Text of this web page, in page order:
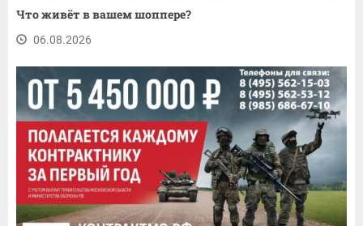
Что живёт в вашем шоппере?
06.08.2026